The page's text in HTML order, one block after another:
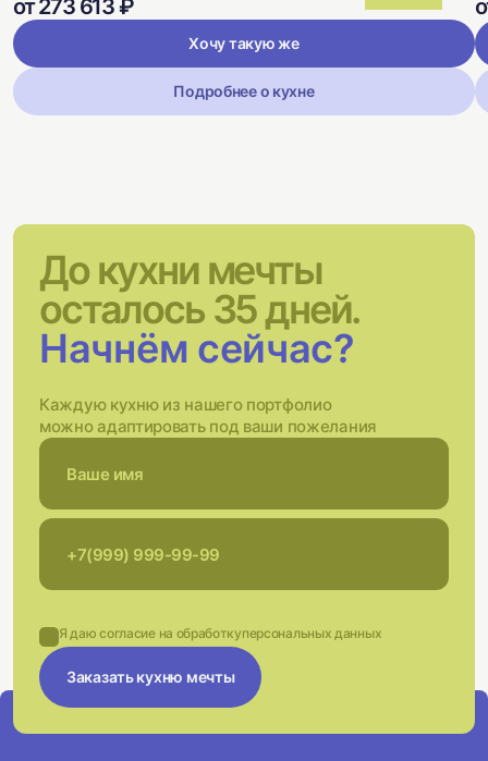
от 273 613 ₽
Хочу такую же
Подробнее о кухне
До кухни мечты
осталось 35 дней.
Начнём сейчас?
Каждую кухню из нашего портфолио
можно адаптировать под ваши пожелания
Я даю согласие на обработкуперсональных данных
Заказать кухню мечты